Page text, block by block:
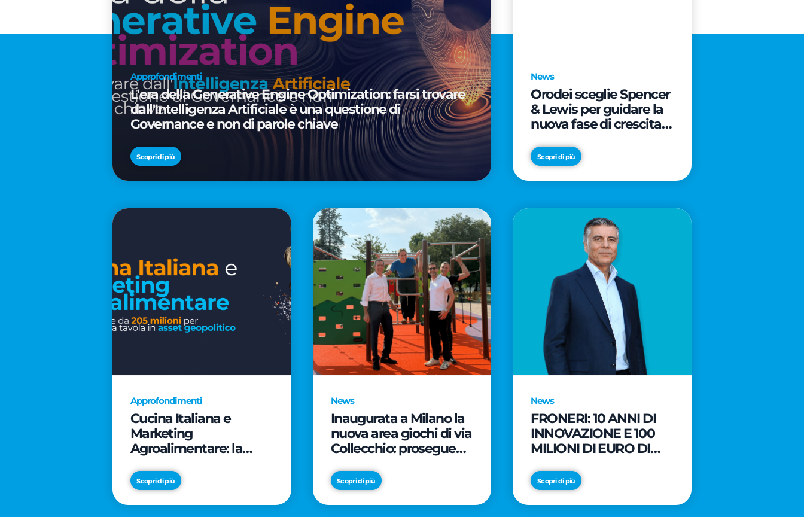
Approfondimenti
L'era della Generative Engine Optimization: farsi trovare
dall'Intelligenza Artificiale è una questione di
Governance e non di parole chiave
Scopri di più
News
Orodei sceglie Spencer
& Lewis per guidare la
nuova fase di crescita e
brand
Scopri di più
Approfondimenti
Cucina Italiana e
Marketing
Agroalimentare: la
milioni per trasformare
la tavola in asset
geopolitico
Scopri di più
News
Inaugurata a Milano la
nuova area giochi di via
Collecchio: prosegue
SmartCityLife per gli
spazi pubblici del
Municipio 8
Scopri di più
News
FRONERI: 10 ANNI DI
INNOVAZIONE E 100
MILIONI DI EURO DI
PER LO SVILUPPO DEL
MERCATO ITALIANO
DEL GELATO
Scopri di più